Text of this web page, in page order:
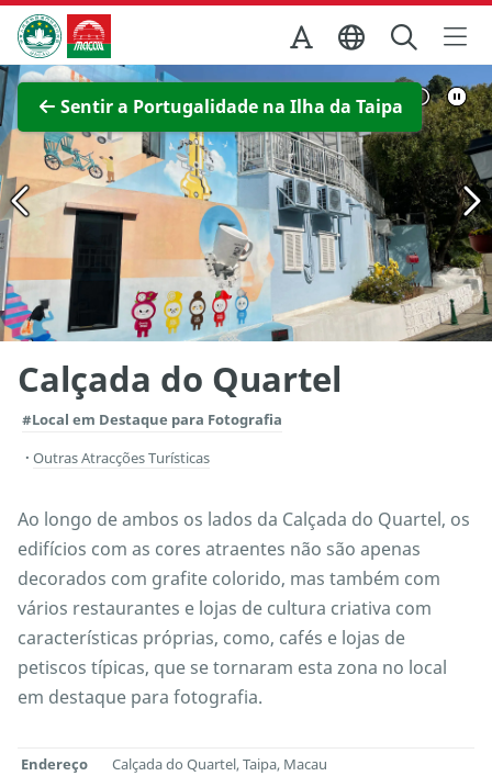
Ir para o conteúdo principal
Direcção dos Serviços de Turismo
Sentir a Portugalidade na Ilha da Taipa
Ver imagem completa
Calçada do Quartel
#Local em Destaque para Fotografia
Outras Atracções Turísticas
Ao longo de ambos os lados da Calçada do Quartel, os
edifícios com as cores atraentes não são apenas
decorados com grafite colorido, mas também com
vários restaurantes e lojas de cultura criativa com
características próprias, como, cafés e lojas de
petiscos típicas, que se tornaram esta zona no local
em destaque para fotografia.
Endereço Calçada do Quartel, Taipa, Macau